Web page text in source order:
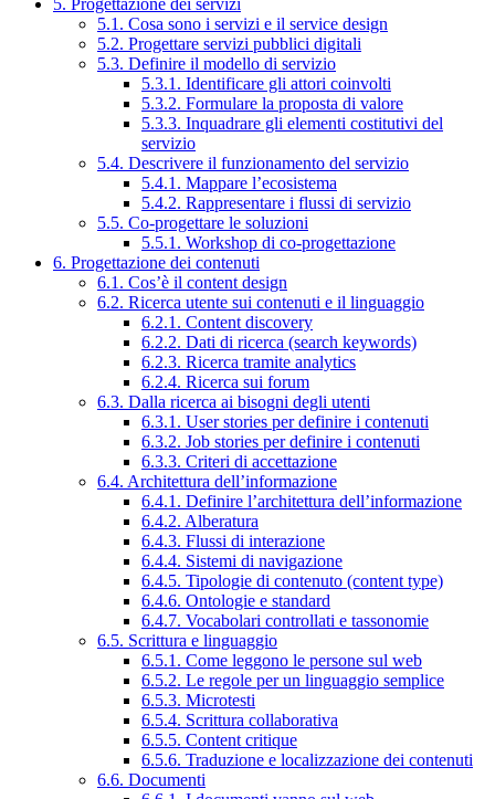
5. Progettazione dei servizi
5.1. Cosa sono i servizi e il service design
5.2. Progettare servizi pubblici digitali
5.3. Definire il modello di servizio
5.3.1. Identificare gli attori coinvolti
5.3.2. Formulare la proposta di valore
5.3.3. Inquadrare gli elementi costitutivi del
servizio
5.4. Descrivere il funzionamento del servizio
5.4.1. Mappare l’ecosistema
5.4.2. Rappresentare i flussi di servizio
5.5. Co-progettare le soluzioni
5.5.1. Workshop di co-progettazione
6. Progettazione dei contenuti
6.1. Cos’è il content design
6.2. Ricerca utente sui contenuti e il linguaggio
6.2.1. Content discovery
6.2.2. Dati di ricerca (search keywords)
6.2.3. Ricerca tramite analytics
6.2.4. Ricerca sui forum
6.3. Dalla ricerca ai bisogni degli utenti
6.3.1. User stories per definire i contenuti
6.3.2. Job stories per definire i contenuti
6.3.3. Criteri di accettazione
6.4. Architettura dell’informazione
6.4.1. Definire l’architettura dell’informazione
6.4.2. Alberatura
6.4.3. Flussi di interazione
6.4.4. Sistemi di navigazione
6.4.5. Tipologie di contenuto (content type)
6.4.6. Ontologie e standard
6.4.7. Vocabolari controllati e tassonomie
6.5. Scrittura e linguaggio
6.5.1. Come leggono le persone sul web
6.5.2. Le regole per un linguaggio semplice
6.5.3. Microtesti
6.5.4. Scrittura collaborativa
6.5.5. Content critique
6.5.6. Traduzione e localizzazione dei contenuti
6.6. Documenti